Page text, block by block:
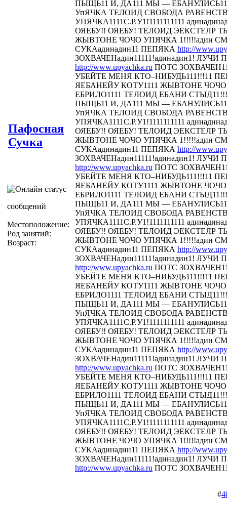
Пафосная
Сучка
сообщений
Местоположение:
Род занятий:
Возраст:
ПЫЩЬ11 И, ДА111 МЫ —
УпЯЧКА ТЕЛОИД СВОБОДА
УПЯЧКА1111С.Р.У1!1111111111
ОЯЕБУ!! ОЯЕБУ! ТЕЛОИД ЭЕКСТЕЛР
ЖЫВТОНЕ ЧОЧО УПЯЧКА 1!!!!!адин
СУКАадинадин11 ПЕПЯКА http://
ЗОХВАЧЕНадин11111!адинадин1! ЛУЧИ
http://www.upyachka.ru ПОТС
УБЕЙТЕ МЕНЯ КТО–НИБУДЬ111!!!11
ЯЕБАНЕЙУ КОТУ1111 ЖЫВТОНЕ ЧОЧО
ЕБРИЛО1111 ТЕЛОИД ЕБАНИ СТЫД11!!!
ПЫЩЬ11 И, ДА111 МЫ —
УпЯЧКА ТЕЛОИД СВОБОДА
УПЯЧКА1111С.Р.У1!1111111111
ОЯЕБУ!! ОЯЕБУ! ТЕЛОИД ЭЕКСТЕЛР
ЖЫВТОНЕ ЧОЧО УПЯЧКА 1!!!!!адин
СУКАадинадин11 ПЕПЯКА http://
ЗОХВАЧЕНадин11111!адинадин1! ЛУЧИ
http://www.upyachka.ru ПОТС
УБЕЙТЕ МЕНЯ КТО–НИБУДЬ111!!!11
ЯЕБАНЕЙУ КОТУ1111 ЖЫВТОНЕ ЧОЧО
ЕБРИЛО1111 ТЕЛОИД ЕБАНИ СТЫД11!!!
ПЫЩЬ11 И, ДА111 МЫ —
УпЯЧКА ТЕЛОИД СВОБОДА
УПЯЧКА1111С.Р.У1!1111111111
ОЯЕБУ!! ОЯЕБУ! ТЕЛОИД ЭЕКСТЕЛР
ЖЫВТОНЕ ЧОЧО УПЯЧКА 1!!!!!адин
СУКАадинадин11 ПЕПЯКА http://
ЗОХВАЧЕНадин11111!адинадин1! ЛУЧИ
http://www.upyachka.ru ПОТС
УБЕЙТЕ МЕНЯ КТО–НИБУДЬ111!!!11
ЯЕБАНЕЙУ КОТУ1111 ЖЫВТОНЕ ЧОЧО
ЕБРИЛО1111 ТЕЛОИД ЕБАНИ СТЫД11!!!
ПЫЩЬ11 И, ДА111 МЫ —
УпЯЧКА ТЕЛОИД СВОБОДА
УПЯЧКА1111С.Р.У1!1111111111
ОЯЕБУ!! ОЯЕБУ! ТЕЛОИД ЭЕКСТЕЛР
ЖЫВТОНЕ ЧОЧО УПЯЧКА 1!!!!!адин
СУКАадинадин11 ПЕПЯКА http://
ЗОХВАЧЕНадин11111!адинадин1! ЛУЧИ
http://www.upyachka.ru ПОТС
УБЕЙТЕ МЕНЯ КТО–НИБУДЬ111!!!11
ЯЕБАНЕЙУ КОТУ1111 ЖЫВТОНЕ ЧОЧО
ЕБРИЛО1111 ТЕЛОИД ЕБАНИ СТЫД11!!!
ПЫЩЬ11 И, ДА111 МЫ —
УпЯЧКА ТЕЛОИД СВОБОДА
УПЯЧКА1111С.Р.У1!1111111111
ОЯЕБУ!! ОЯЕБУ! ТЕЛОИД ЭЕКСТЕЛР
ЖЫВТОНЕ ЧОЧО УПЯЧКА 1!!!!!адин
СУКАадинадин11 ПЕПЯКА http://
ЗОХВАЧЕНадин11111!адинадин1! ЛУЧИ
http://www.upyachka.ru ПОТС
#